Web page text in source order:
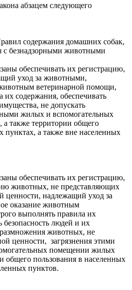
абзацем следующего
содержания домашних собак,
с безнадзорными животными
обеспечивать их регистрацию,
уход за животными,
ветеринарной помощи,
их содержания, обеспечивать
не допускать
жилых и вспомогательных
также территории общего
пунктах, а также вне населенных
обеспечивать их регистрацию,
животных, не представляющих
ценности, надлежащий‌ уход за
оказание животным
выполнять правила их
безопасность людей‌ и их
животных, не
ценности, загрязнения этими
помещении‌ жилых
общего пользования в населенных
пунктов.